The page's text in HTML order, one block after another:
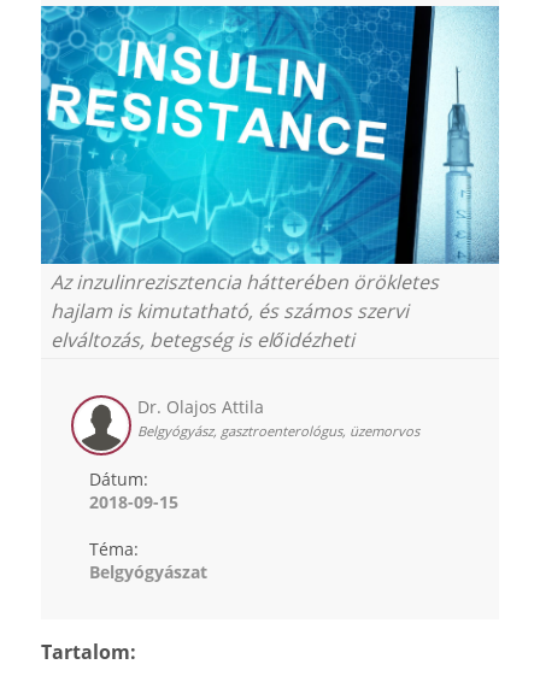
Az inzulinrezisztencia hátterében örökletes
hajlam is kimutatható, és számos szervi
elváltozás, betegség is előidézheti
Dr. Olajos Attila
Belgyógyász, gasztroenterológus, üzemorvos
Dátum:
2018-09-15
Téma:
Belgyógyászat
Tartalom: